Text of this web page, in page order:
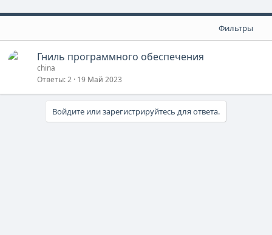
Фильтры
Гниль программного обеспечения
china
Ответы 2 19 Май 2023
Войдите или зарегистрируйтесь для ответа.